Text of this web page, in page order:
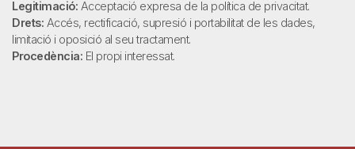
Legitimació: Acceptació expresa de la política de privacitat.
Drets: Accés, rectificació, supresió i portabilitat de les dades,
limitació i oposició al seu tractament.
Procedència: El propi interessat.